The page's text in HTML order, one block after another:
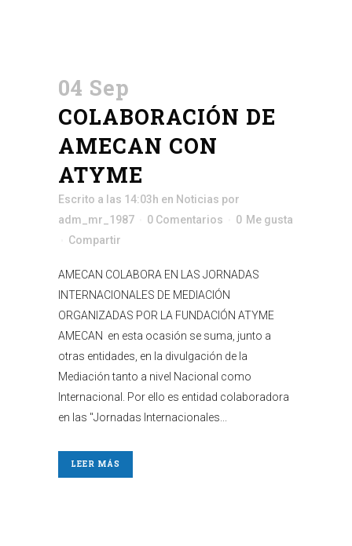
04 Sep
COLABORACIÓN DE
AMECAN CON
ATYME
Escrito a las 14:03h en Noticias por
adm_mr_1987
0 Comentarios 0 Me gusta
Compartir
AMECAN COLABORA EN LAS JORNADAS
INTERNACIONALES DE MEDIACIÓN
ORGANIZADAS POR LA FUNDACIÓN ATYME
AMECAN en esta ocasión se suma, junto a
otras entidades, en la divulgación de la
Mediación tanto a nivel Nacional como
Internacional. Por ello es entidad colaboradora
en las "Jornadas Internacionales...
LEER MÁS